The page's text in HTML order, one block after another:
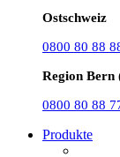
Ostschweiz
0800 80 88
Region Bern
0800 80 88
Produkte